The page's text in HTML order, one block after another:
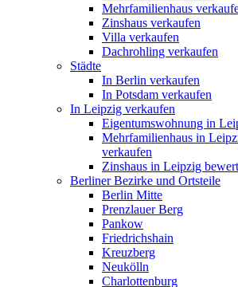
Mehrfamilienhaus
Zinshaus verkaufen
Villa verkaufen
Dachrohling verkaufen
Städte
In Berlin verkaufen
In Potsdam verkaufen
In Leipzig verkaufen
Eigentumswohnung in
Mehrfamilienhaus in
verkaufen
Zinshaus in Leipzig
Berliner Bezirke und Ortsteile
Berlin Mitte
Prenzlauer Berg
Pankow
Friedrichshain
Kreuzberg
Neukölln
Charlottenburg